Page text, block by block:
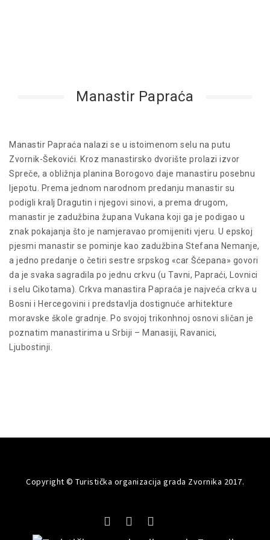
Manastir Papraća
Manastir Papraća nalazi se u istoimenom selu na putu
Zvornik-Šekovići. Kroz manastirsko dvorište prolazi izvor
Spreče, a obližnja planina Borogovo daje manastiru posebnu
ljepotu. Prema jednom narodnom predanju manastir su
podigli kralj Dragutin i njegovi sinovi, a prema drugom,
manastir je zadužbina župana Vukana koji ga je podigao u
znak pokajanja što je namjeravao promijeniti vjeru. U epskoj
pjesmi manastir se pominje kao zadužbina Stefana Nemanje,
a jedno predanje o četiri sestre srpskog «car Šćepana» govori
da je svaka sagradila po jednu crkvu (u Tavni, Papraći, Lovnici
i selu Cikotama). Crkva manastira Papraća je najveća crkva u
Bosni i Hercegovini i predstavlja dostignuće arhitekture
moravske škole gradnje. Po svojoj trikonhnoj osnovi sličan je
poznatim manastirima u Srbiji – Manasiji, Ravanici,
Ljubostinji.
Copyright © Turistička organizacija grada Zvornika 2017.